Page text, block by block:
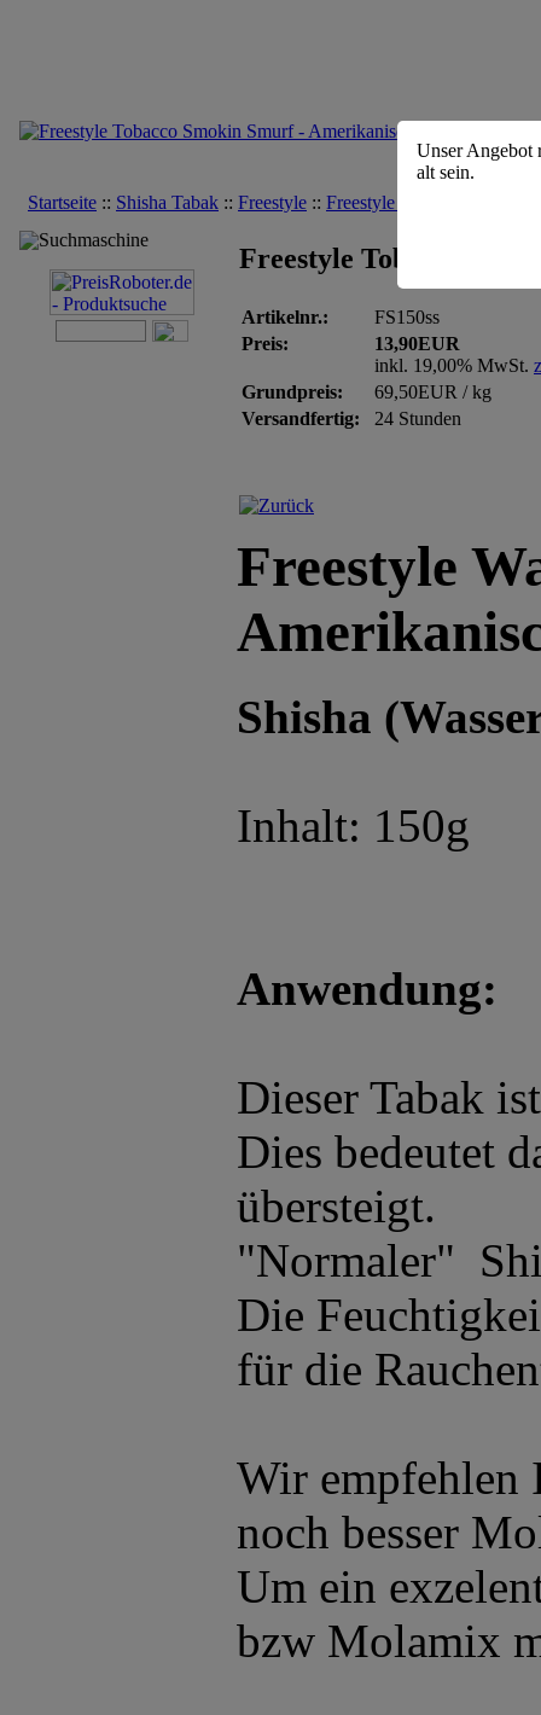
Startseite :: Shisha Tabak :: Freestyle :: Freestyle Tobacco Smokin
Suchmaschine
Freestyle Tobacco
Artikelnr.:
FS150ss
Preis:
13,90EUR
inkl. 19,00% MwSt.
Grundpreis:
69,50EUR / kg
Versandfertig:
24 Stunden
Freestyle
Shisha
Inhalt: 150g
Anwendung:
Dieser Tabak
Dies bedeutet
übersteigt.
"Normaler"
Die
für die
Wir empfehlen
noch besser
Um ein
bzw Molamix
Unser Angebot
alt sein.